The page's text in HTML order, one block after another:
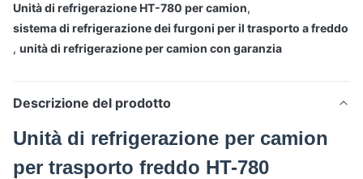
Unità di refrigerazione HT-780 per camion,
sistema di refrigerazione dei furgoni per il trasporto a freddo
, unità di refrigerazione per camion con garanzia
Descrizione del prodotto
Unità di refrigerazione per camion
per trasporto freddo HT-780